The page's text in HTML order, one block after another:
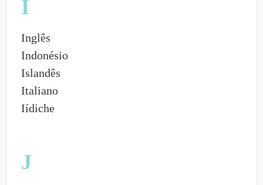
I
Inglês
Indonésio
Islandês
Italiano
Iídiche
J